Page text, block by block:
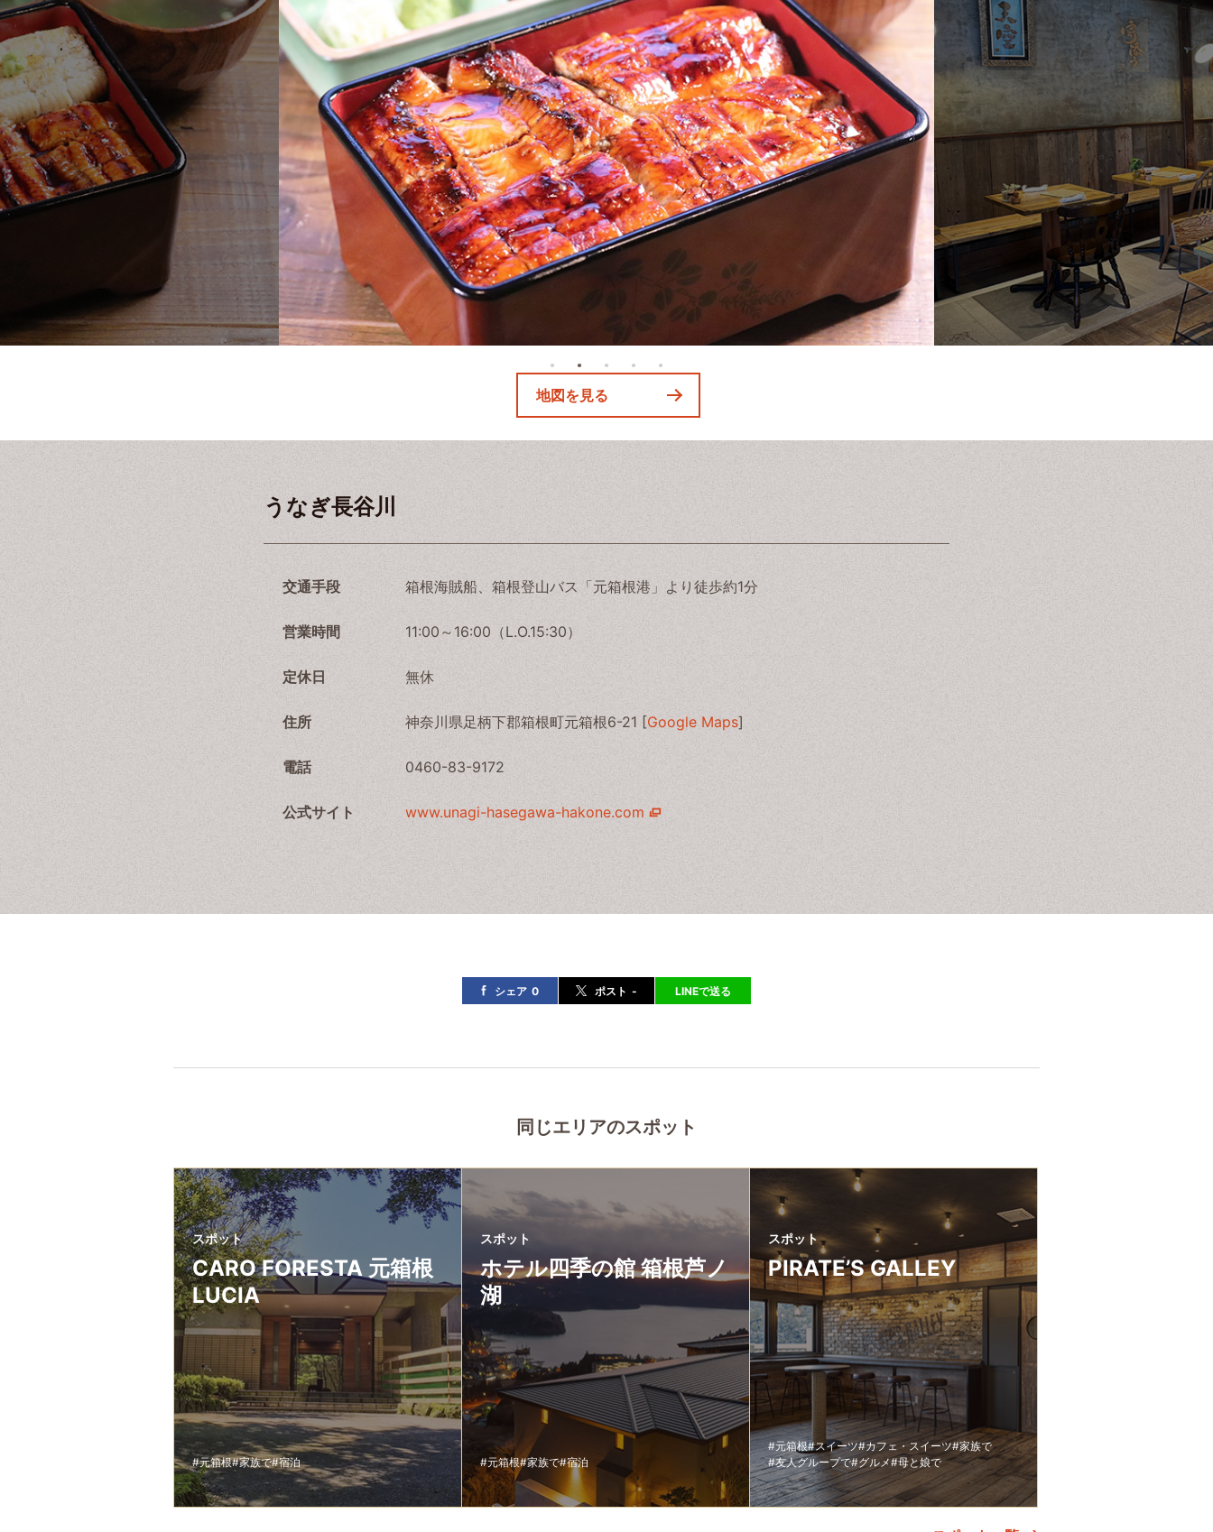
地図を見る
うなぎ長谷川
交通手段 箱根海賊船、箱根登山バス「元箱根港」より徒歩約1分
営業時間 11:00～16:00（L.O.15:30）
定休日 無休
住所 神奈川県足柄下郡箱根町元箱根6-21 [Google Maps]
電話 0460-83-9172
公式サイト www.unagi-hasegawa-hakone.com
シェア 0 ポスト - LINEで送る
同じエリアのスポット
スポット
CARO FORESTA 元箱根
LUCIA
#元箱根#家族で#宿泊
スポット
ホテル四季の館 箱根芦ノ
湖
#元箱根#家族で#宿泊
スポット
PIRATE’S GALLEY
#元箱根#スイーツ#カフェ・スイーツ#家族で
#友人グループで#グルメ#母と娘で